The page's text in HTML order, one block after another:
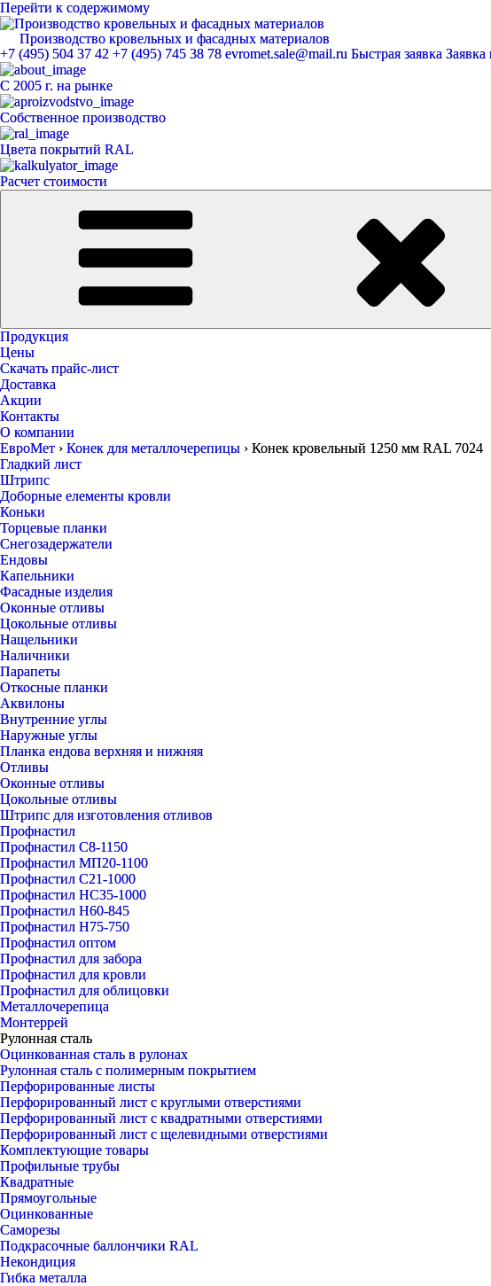
Перейти к содержимому
Производство кровельных и фасадных материалов
ЕвроМет
+7 (495) 504 37 42 +7 (495) 745 38 78 evromet.sale@mail.ru Быстрая заявка Заявка
С 2005 г. на рынке
Собственное производство
Цвета покрытий RAL
Расчет стоимости
Продукция
Цены
Скачать прайс-лист
Доставка
Акции
Контакты
О компании
ЕвроМет › Конек для металлочерепицы › Конек кровельный 1250 мм RAL 7024
Гладкий лист
Штрипс
Доборные елементы кровли
Коньки
Торцевые планки
Снегозадержатели
Ендовы
Капельники
Фасадные изделия
Оконные отливы
Цокольные отливы
Нащельники
Наличники
Парапеты
Откосные планки
Аквилоны
Внутренние углы
Наружные углы
Планка ендова верхняя и нижняя
Отливы
Оконные отливы
Цокольные отливы
Штрипс для изготовления отливов
Профнастил
Профнастил С8-1150
Профнастил МП20-1100
Профнастил С21-1000
Профнастил НС35-1000
Профнастил Н60-845
Профнастил Н75-750
Профнастил оптом
Профнастил для забора
Профнастил для кровли
Профнастил для облицовки
Металлочерепица
Монтеррей
Рулонная сталь
Оцинкованная сталь в рулонах
Рулонная сталь с полимерным покрытием
Перфорированные листы
Перфорированный лист с круглыми отверстиями
Перфорированный лист с квадратными отверстиями
Перфорированный лист с щелевидными отверстиями
Комплектующие товары
Профильные трубы
Квадратные
Прямоугольные
Оцинкованные
Саморезы
Подкрасочные баллончики RAL
Некондиция
Гибка металла